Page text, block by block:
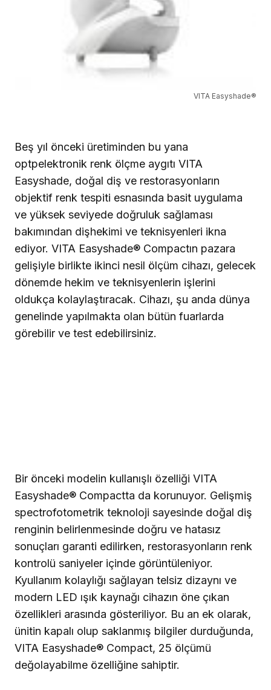
VITA Easyshade®
Beş yıl önceki üretiminden bu yana
optpelektronik renk ölçme aygıtı VITA
Easyshade, doğal diş ve restorasyonların
objektif renk tespiti esnasında basit uygulama
ve yüksek seviyede doğruluk sağlaması
bakımından dişhekimi ve teknisyenleri ikna
ediyor. VITA Easyshade® Compactın pazara
gelişiyle birlikte ikinci nesil ölçüm cihazı, gelecek
dönemde hekim ve teknisyenlerin işlerini
oldukça kolaylaştıracak. Cihazı, şu anda dünya
genelinde yapılmakta olan bütün fuarlarda
görebilir ve test edebilirsiniz.
Bir önceki modelin kullanışlı özelliği VITA
Easyshade® Compactta da korunuyor. Gelişmiş
spectrofotometrik teknoloji sayesinde doğal diş
renginin belirlenmesinde doğru ve hatasız
sonuçları garanti edilirken, restorasyonların renk
kontrolü saniyeler içinde görüntüleniyor.
Kyullanım kolaylığı sağlayan telsiz dizaynı ve
modern LED ışık kaynağı cihazın öne çıkan
özellikleri arasında gösteriliyor. Bu an ek olarak,
ünitin kapalı olup saklanmış bilgiler durduğunda,
VITA Easyshade® Compact, 25 ölçümü
değolayabilme özelliğine sahiptir.